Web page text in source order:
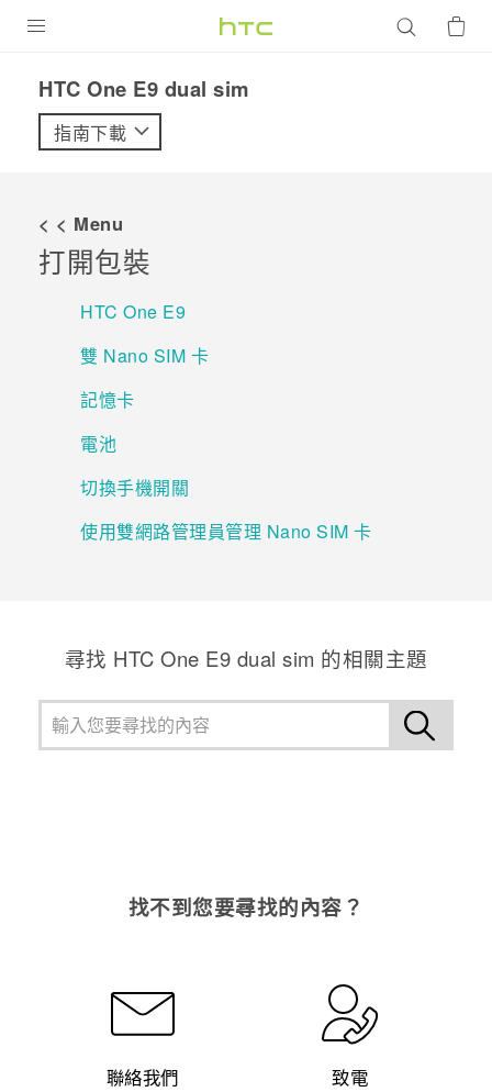
VIVE
配件
優惠專區
焦點訊息
銷售門市
銷售通路
支援服務
VIVELAND
HTC One E9 dual sim‎
指南下載
< < Menu
打開包裝
HTC One E9‍
雙 Nano SIM 卡
記憶卡
電池
切換手機開關
使用雙網路管理員管理 Nano SIM 卡
尋找 HTC One E9 dual sim 的相關主題
找不到您要尋找的內容？
聯絡我們 致電